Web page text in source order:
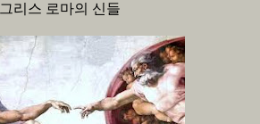
그리스 로마의 신들